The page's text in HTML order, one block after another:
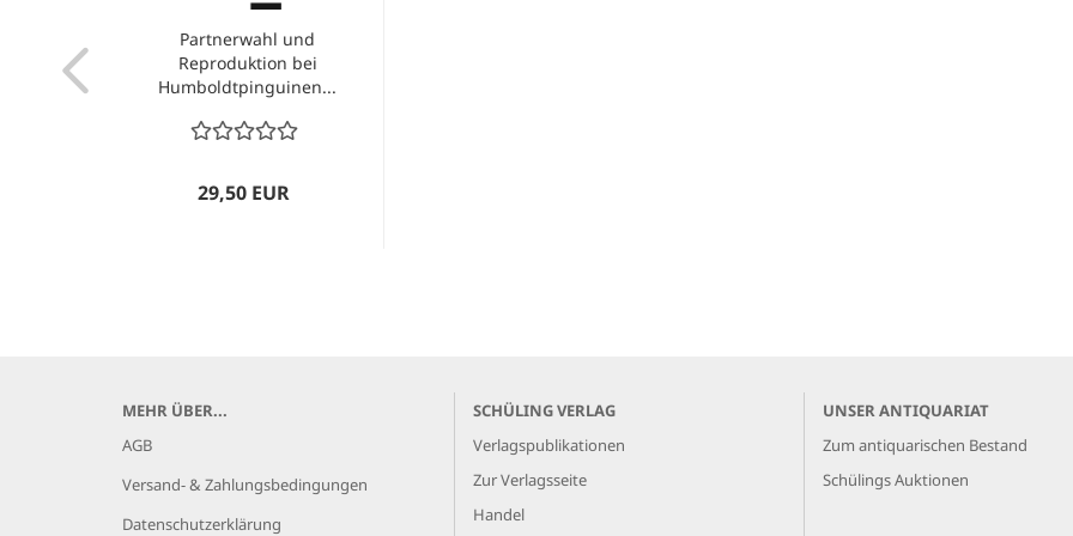
Partnerwahl und
Reproduktion bei
Humboldtpinguinen...
29,50 EUR
MEHR ÜBER...
AGB
Versand- & Zahlungsbedingungen
Datenschutzerklärung
SCHÜLING VERLAG
Verlagspublikationen
Zur Verlagsseite
Handel
UNSER ANTIQUARIAT
Zum antiquarischen Bestand
Schülings Auktionen